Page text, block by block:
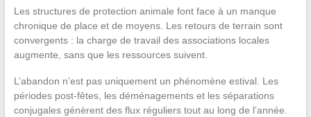
Les structures de protection animale font face à un manque
chronique de place et de moyens. Les retours de terrain sont
convergents : la charge de travail des associations locales
augmente, sans que les ressources suivent.
L’abandon n’est pas uniquement un phénomène estival. Les
périodes post-fêtes, les déménagements et les séparations
conjugales génèrent des flux réguliers tout au long de l’année.